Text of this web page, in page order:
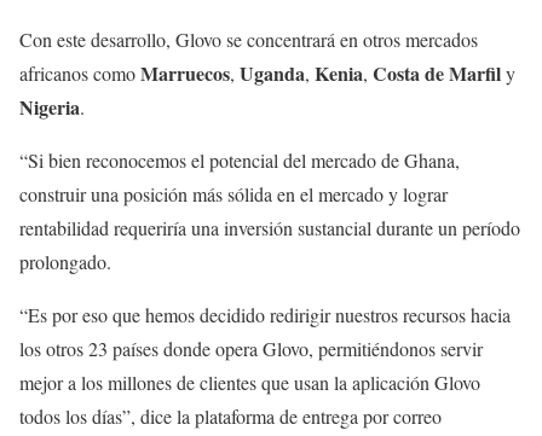
Con este desarrollo, Glovo se concentrará en otros mercados
africanos comoMarruecos, Uganda, Kenia, Costa de Marfily
Nigeria.
“Si bien reconocemos el potencial del mercado de Ghana,
construir una posición más sólida en el mercado y lograr
rentabilidad requeriría una inversión sustancial durante un período
prolongado.
“Es por eso que hemos decidido redirigir nuestros recursos hacia
los otros 23 países donde opera Glovo, permitiéndonos servir
mejor a los millones de clientes que usan la aplicación Glovo
todos los días”, dice la plataforma de entrega por correo